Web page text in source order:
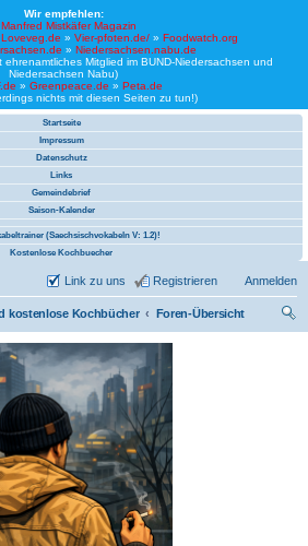
Wir empfehlen:
Manfred Mistkäfer Magazin
Loveveg.de » Vier-pfoten.de/» Foodwatch.org
» Niedersachsen.nabu.de
ehrenamtliches Mitglied im BUND-Niedersachsen und
Niedersachsen Nabu)
» Greenpeace.de » Peta.de
nichts mit diesen Seiten zu tun!)
Startseite
Impressum
Datenschutz
Links
Gemeindebrief
Saison-Kalender
(Saechsischvokabeln V: 1.2)!
Kostenlose Kochbuecher
Anmelden
Registrieren
Link zu uns
kostenlose Kochbücher
Foren-Übersicht